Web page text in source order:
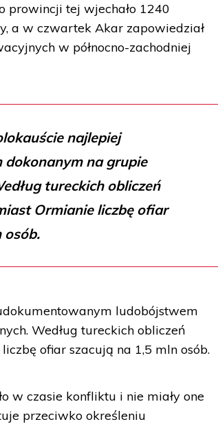
prowincji tej wjechało 1240
a w czwartek Akar zapowiedział
w północno-zachodniej
najlepiej
na grupie
tureckich obliczeń
Ormianie liczbę ofiar
osób.
ludobójstwem
Według tureckich obliczeń
ofiar szacują na 1,5 mln osób.
w czasie konfliktu i nie miały one
przeciwko określeniu